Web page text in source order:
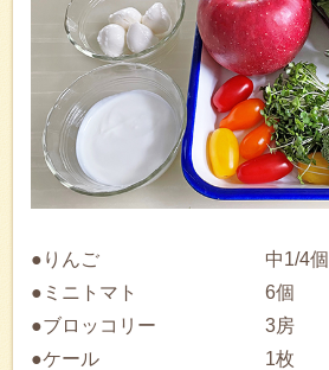
●りんご
●ミニトマト
●ブロッコリー
●ケール
中1/4個
6個
3房
1枚